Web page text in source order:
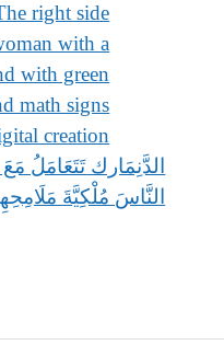
الدَّنِمَارك تَتَعَامَلُ
النَّاسَ مُلْكِيَّةَ